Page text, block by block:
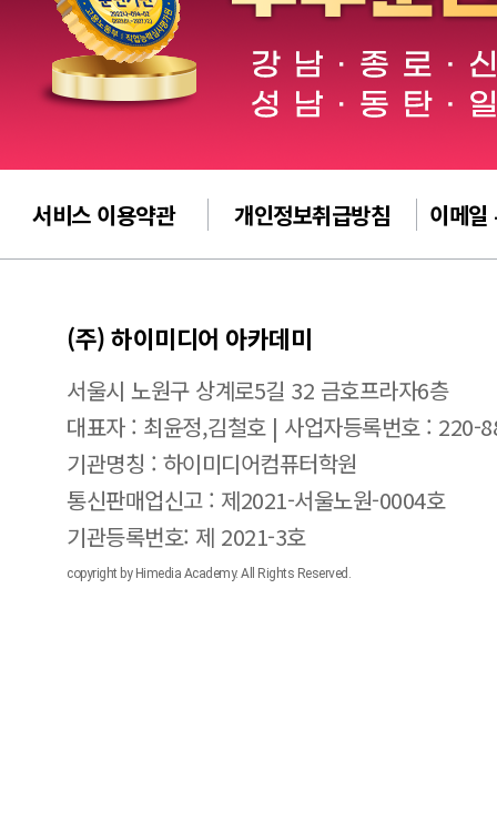
서비스 이용약관 개인정보취급방침 이메일
(주) 하이미디어 아카데미
서울시 노원구 상계로5길 32 금호프라자6층
대표자 : 최윤정,김철호 | 사업자등록번호 : 220-
기관명칭 : 하이미디어컴퓨터학원
통신판매업신고 : 제2021-서울노원-0004호
기관등록번호: 제 2021-3호
copyright by Himedia Academy. All Rights Reserved.